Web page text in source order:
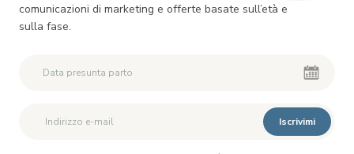
comunicazioni di marketing e offerte basate sull’età e
sulla fase.
Iscrivimi